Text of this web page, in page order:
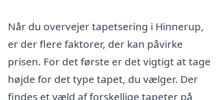
Når du overvejer tapetsering i Hinnerup,
er der flere faktorer, der kan påvirke
prisen. For det første er det vigtigt at tage
højde for det type tapet, du vælger. Der
findes et væld af forskellige tapeter på